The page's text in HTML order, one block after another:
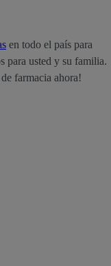
en todo el país para
para usted y su familia.
farmacia ahora!